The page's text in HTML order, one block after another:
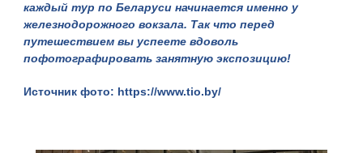
каждыйтур по Беларуси начинается именно у
железнодорожного вокзала. Так что перед
путешествием вы успеете вдоволь
пофотографировать занятную экспозицию!
Источник фото: https://www.tio.by/